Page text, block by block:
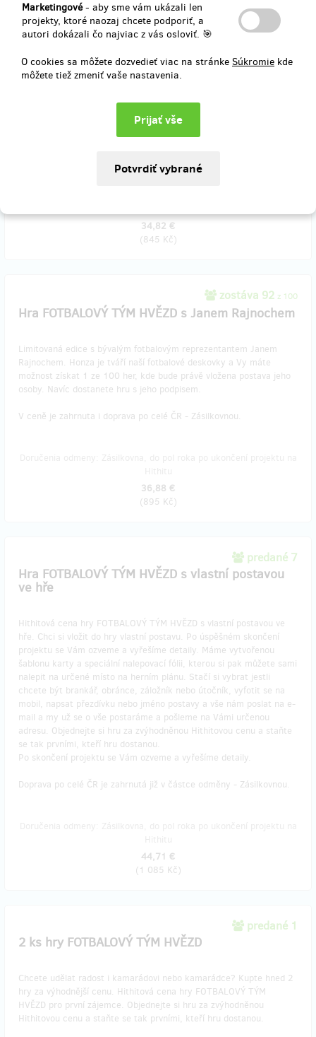
Marketingové- aby sme vám ukázali len
projekty, ktoré naozaj chcete podporiť, a
autori dokázali čo najviac z vás osloviť. 🎯
O cookies sa môžete dozvedieť viac na stránke Súkromie kde
môžete tiež zmeniť vaše nastavenia.
Hra FOTBALOVÝ TÝM HVĚZD
Hithitová cena hry FOTBALOVÝ TÝM HVĚZD pro první zájemce.
Objednejte si hru za Hithitovou cenu a staňte se tak prvními, kteří
34,82 €
(845 Kč)
zostáva 92 z 100
Hra FOTBALOVÝ TÝM HVĚZD s Janem Rajnochem
Limitovaná edice s bývalým fotbalovým reprezentantem Janem
Rajnochem. Honza je tváří naší fotbalové deskovky a Vy máte
možnost získat 1 ze 100 her, kde bude právě vložena postava jeho
osoby. Navíc dostanete hru s jeho podpisem. ​
V ceně je zahrnuta i doprava po celé ČR - Zásilkovnou.
36,88 €
(895 Kč)
predané 7
Hra FOTBALOVÝ TÝM HVĚZD s vlastní postavou
ve hře
Hithitová cena hry FOTBALOVÝ TÝM HVĚZD s vlastní postavou ve
hře. Chci si vložit do hry vlastní postavu. Po úspěšném skončení
projektu se Vám ozveme a vyřešíme detaily. Máme vytvořenou
šablonu karty a speciální nalepovací fólii, kterou si pak můžete sami
nalepit na určené místo na herním plánu. Stačí si vybrat jestli
chcete být brankář, obránce, záložník nebo útočník, vyfotit se na
mobil, napsat přezdívku nebo jméno postavy a vše nám poslat na e-
mail a my už se o vše postaráme a pošleme na Vámi určenou
adresu. Objednejte si hru za zvýhodněnou Hithitovou cenu a staňte
se tak prvními, kteří hru dostanou.
Po skončení projektu se Vám ozveme a vyřešíme detaily.
Doprava po celé ČR je zahrnutá již v částce odměny - Zásilkovnou.
44,71 €
(1 085 Kč)
predané 1
2 ks hry FOTBALOVÝ TÝM HVĚZD
Chcete udělat radost i kamarádovi nebo kamarádce? Kupte hned 2
hry za výhodnější cenu. Hithitová cena hry FOTBALOVÝ TÝM
HVĚZD pro první zájemce. Objednejte si hru za zvýhodněnou
Hithitovou cenu a staňte se tak prvními, kteří hru dostanou.